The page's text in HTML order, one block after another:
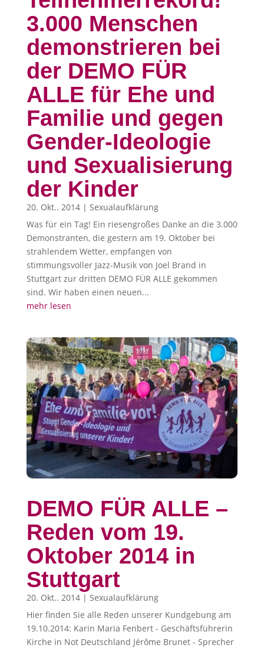
3.000 Menschen
demonstrieren bei
der DEMO FÜR
ALLE für Ehe und
Familie und gegen
Gender-Ideologie
und Sexualisierung
der Kinder
20. Okt.. 2014| Sexualaufklärung
Was für ein Tag! Ein riesengroßes Danke an die 3.000
Demonstranten, die gestern am 19. Oktober bei
strahlendem Wetter, empfangen von
stimmungsvoller Jazz-Musik von Joel Brand in
Stuttgart zur dritten DEMO FÜR ALLE gekommen
sind. Wir haben einen neuen...
mehr lesen
DEMO FÜR ALLE –
Reden vom 19.
Oktober 2014 in
Stuttgart
20. Okt.. 2014| Sexualaufklärung
Hier finden Sie alle Reden unserer Kundgebung am
19.10.2014: Karin Maria Fenbert - Geschäftsführerin
Kirche in Not Deutschland Jérôme Brunet - Sprecher